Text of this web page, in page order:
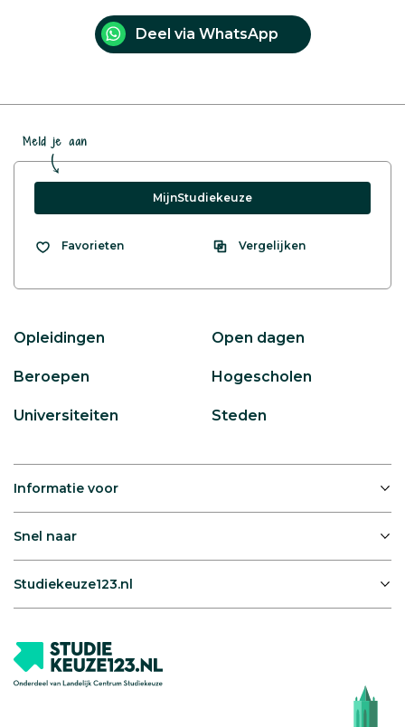
Deel via WhatsApp
Meld je aan
MijnStudiekeuze
Favorieten Vergelijken
Opleidingen Open dagen
Beroepen Hogescholen
Universiteiten Steden
Informatie voor
Snel naar
Studiekeuze123.nl